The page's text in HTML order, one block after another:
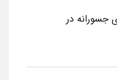
جسورانه در